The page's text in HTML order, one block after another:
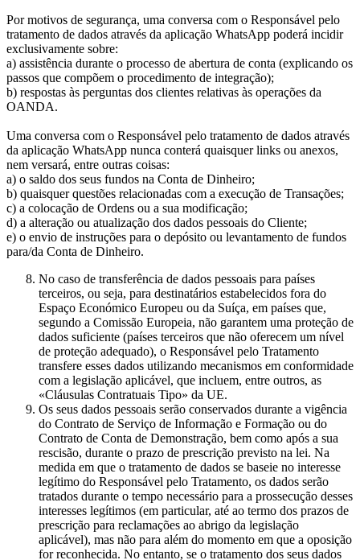
Por motivos de segurança, uma conversa com o Responsável pelo
tratamento de dados através da aplicação WhatsApp poderá incidir
exclusivamente sobre:
a) assistência durante o processo de abertura de conta (explicando os
passos que compõem o procedimento de integração);
b) respostas às perguntas dos clientes relativas às operações da
OANDA.
Uma conversa com o Responsável pelo tratamento de dados através
da aplicação WhatsApp nunca conterá quaisquer links ou anexos,
nem versará, entre outras coisas:
a) o saldo dos seus fundos na Conta de Dinheiro;
b) quaisquer questões relacionadas com a execução de Transações;
c) a colocação de Ordens ou a sua modificação;
d) a alteração ou atualização dos dados pessoais do Cliente;
e) o envio de instruções para o depósito ou levantamento de fundos
para/da Conta de Dinheiro.
No caso de transferência de dados pessoais para países
terceiros, ou seja, para destinatários estabelecidos fora do
Espaço Económico Europeu ou da Suíça, em países que,
segundo a Comissão Europeia, não garantem uma proteção de
dados suficiente (países terceiros que não oferecem um nível
de proteção adequado), o Responsável pelo Tratamento
transfere esses dados utilizando mecanismos em conformidade
com a legislação aplicável, que incluem, entre outros, as
«Cláusulas Contratuais Tipo» da UE.
Os seus dados pessoais serão conservados durante a vigência
do Contrato de Serviço de Informação e Formação ou do
Contrato de Conta de Demonstração, bem como após a sua
rescisão, durante o prazo de prescrição previsto na lei. Na
medida em que o tratamento de dados se baseie no interesse
legítimo do Responsável pelo Tratamento, os dados serão
tratados durante o tempo necessário para a prossecução desses
interesses legítimos (em particular, até ao termo dos prazos de
prescrição para reclamações ao abrigo da legislação
aplicável), mas não para além do momento em que a oposição
for reconhecida. No entanto, se o tratamento dos seus dados